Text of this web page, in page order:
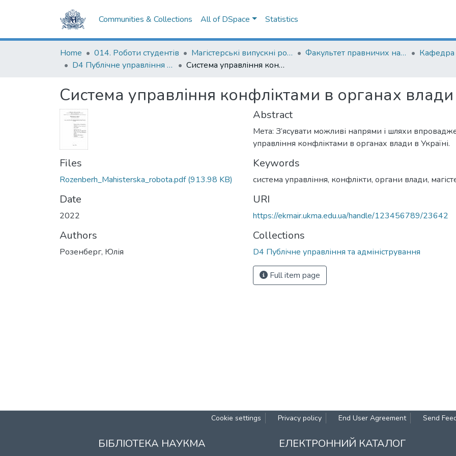
Communities & Collections All of DSpace Statistics
Home 014. Роботи студентів Магістерські випускні роботи Факультет правничих наук
D4 Публічне управління та адміністрування
Система управління конфліктами в органах влади
Система управління конфліктами в органах влади
Files
Rozenberh_Mahisterska_robota.pdf(913.98 KB)
Date
2022
Authors
Розенберг, Юлія
Abstract
Мета: З’ясувати можливі напрями і шляхи
управління конфліктами в органах влади в Україні.
Keywords
система управління, конфлікти, органи влади,
URI
https://ekmair.ukma.edu.ua/handle/123456789/23642
Collections
D4 Публічне управління та адміністрування
Full item page
Cookie settings Privacy policy End User Agreement Send
БІБЛІОТЕКА НАУКМА ЕЛЕКТРОННИЙ КАТАЛОГ